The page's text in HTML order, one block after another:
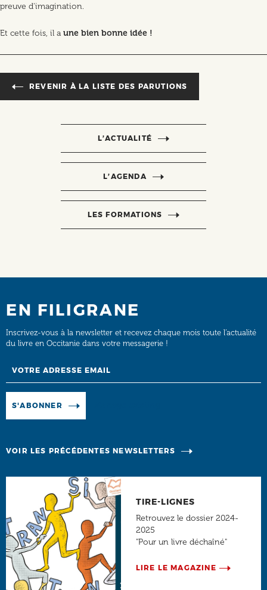
preuve d'imagination.
Et cette fois, il a une bien bonne idée !
REVENIR À LA LISTE DES PARUTIONS
L’ACTUALITÉ
L’AGENDA
LES FORMATIONS
EN FILIGRANE
Inscrivez-vous à la newsletter et recevez chaque mois toute l’actualité
du livre en Occitanie dans votre messagerie !
S'ABONNER
VOIR LES PRÉCÉDENTES NEWSLETTERS
TIRE-LIGNES
Retrouvez le dossier 2024-
2025
"Pour un livre déchaîné"
LIRE LE MAGAZINE